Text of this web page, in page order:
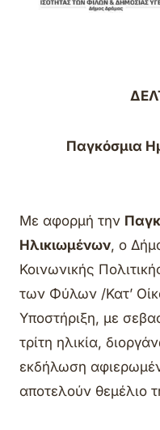
Παγκόσμια
Με αφορμή την
Ηλικιωμένων, ο
Κοινωνικής
των Φύλων /Κατ’
Υποστήριξη, με
τρίτη ηλικία,
εκδήλωση
αποτελούν θεμέλιο